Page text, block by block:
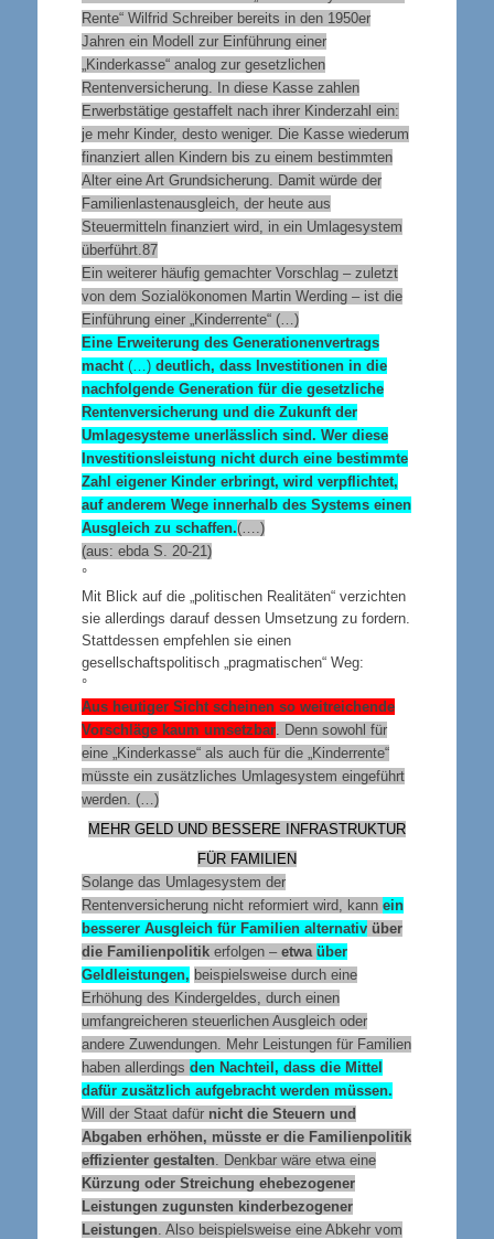
Rente“ Wilfrid Schreiber bereits in den 1950er
Jahren ein Modell zur Einführung einer
„Kinderkasse“ analog zur gesetzlichen
Rentenversicherung. In diese Kasse zahlen
Erwerbstätige gestaffelt nach ihrer Kinderzahl ein:
je mehr Kinder, desto weniger. Die Kasse wiederum
finanziert allen Kindern bis zu einem bestimmten
Alter eine Art Grundsicherung. Damit würde der
Familienlastenausgleich, der heute aus
Steuermitteln finanziert wird, in ein Umlagesystem
überführt.87
Ein weiterer häufig gemachter Vorschlag – zuletzt
von dem Sozialökonomen Martin Werding – ist die
Einführung einer „Kinderrente“ (…)
Eine Erweiterung des Generationenvertrags
macht(…) deutlich, dass Investitionen in die
nachfolgende Generation für die gesetzliche
Rentenversicherung und die Zukunft der
Umlagesysteme unerlässlich sind. Wer diese
Investitionsleistung nicht durch eine bestimmte
Zahl eigener Kinder erbringt, wird verpflichtet,
auf anderem Wege innerhalb des Systems einen
Ausgleich zu schaffen.(….)
(aus: ebda S. 20-21)
°
Mit Blick auf die „politischen Realitäten“ verzichten
sie allerdings darauf dessen Umsetzung zu fordern.
Stattdessen empfehlen sie einen
gesellschaftspolitisch „pragmatischen“ Weg:
°
Aus heutiger Sicht scheinen so weitreichende
Vorschläge kaum umsetzbar. Denn sowohl für
eine „Kinderkasse“ als auch für die „Kinderrente“
müsste ein zusätzliches Umlagesystem eingeführt
werden. (…)
MEHR GELD UND BESSERE INFRASTRUKTUR
FÜR FAMILIEN
Solange das Umlagesystem der
Rentenversicherung nicht reformiert wird, kann ein
besserer Ausgleich für Familien alternativüber
die Familienpolitik erfolgen – etwa über
Geldleistungen, beispielsweise durch eine
Erhöhung des Kindergeldes, durch einen
umfangreicheren steuerlichen Ausgleich oder
andere Zuwendungen. Mehr Leistungen für Familien
haben allerdings den Nachteil, dass die Mittel
dafür zusätzlich aufgebracht werden müssen.
Will der Staat dafür nicht die Steuern und
Abgaben erhöhen, müsste er die Familienpolitik
effizienter gestalten. Denkbar wäre etwa eine
Kürzung oder Streichung ehebezogener
Leistungen zugunsten kinderbezogener
Leistungen. Also beispielsweise eine Abkehr vom